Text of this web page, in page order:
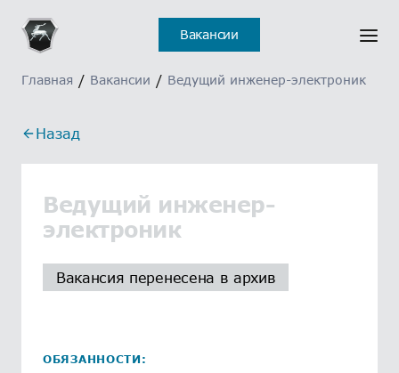
Вакансии
Главная / Вакансии / Ведущий инженер-электроник
Назад
Ведущий инженер-
электроник
Вакансия перенесена в архив
ОБЯЗАННОСТИ: